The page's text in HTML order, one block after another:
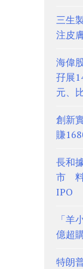
三生
注皮
海偉
孖展
元、
創新
賺
長和
市 料
IPO
「
億超
特朗